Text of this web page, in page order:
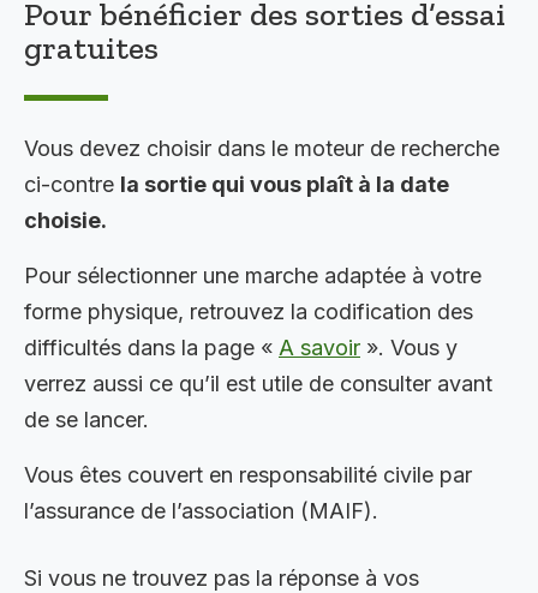
Pour bénéficier des sorties d’essai
gratuites
Vous devez choisir dans le moteur de recherche
ci-contre la sortie qui vous plaît à la date
choisie.
Pour sélectionner une marche adaptée à votre
forme physique, retrouvez la codification des
difficultés dans la page « A savoir ». Vous y
verrez aussi ce qu’il est utile de consulter avant
de se lancer.
Vous êtes couvert en responsabilité civile par
l’assurance de l’association (MAIF).
Si vous ne trouvez pas la réponse à vos